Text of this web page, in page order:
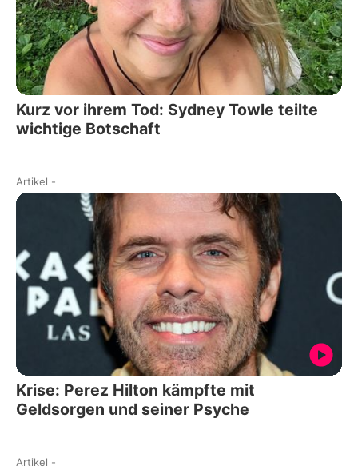
Kurz vor ihrem Tod: Sydney Towle teilte
wichtige Botschaft
Artikel -
Krise: Perez Hilton kämpfte mit
Geldsorgen und seiner Psyche
Artikel -